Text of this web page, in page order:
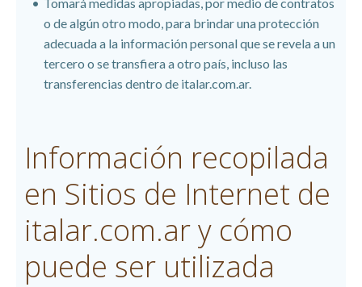
o de algún otro modo, para brindar una protección
adecuada a la información personal que se revela a un
tercero o se transfiera a otro país, incluso las
transferencias dentro de italar.com.ar.
Información recopilada
en Sitios de Internet de
italar.com.ar y cómo
puede ser utilizada